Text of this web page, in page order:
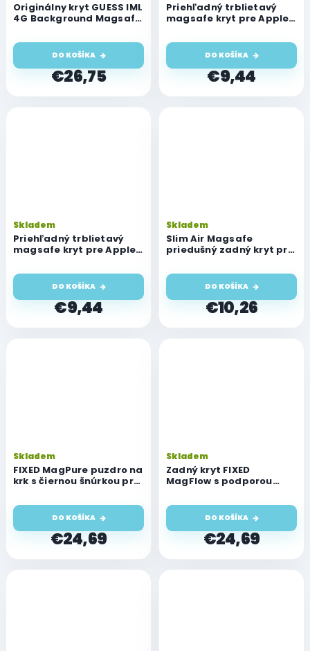
Originálny kryt GUESS IML
4G Background Magsafe
hnedá
€26,75
DO KOŠÍKA
Priehľadný trblietavý
magsafe kryt pre Apple
€9,44
DO KOŠÍKA
Priehľadný trblietavý
magsafe kryt pre Apple
Skladem
€9,44
DO KOŠÍKA
Slim Air Magsafe
priedušný zadný kryt pre
Skladem
€10,26
DO KOŠÍKA
FIXED MagPure puzdro na
krk s čiernou šnúrkou pre
Skladem
€24,69
DO KOŠÍKA
Zadný kryt FIXED
MagFlow s podporou
iPhone 16, červený
Skladem
€24,69
DO KOŠÍKA